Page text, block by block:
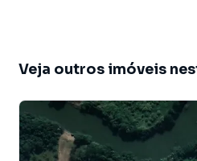
- Casa de caseiro com dois
- Baia para três cavalos.
- Área construída:
Área total: 17.442 m²
Veja outros imóveis